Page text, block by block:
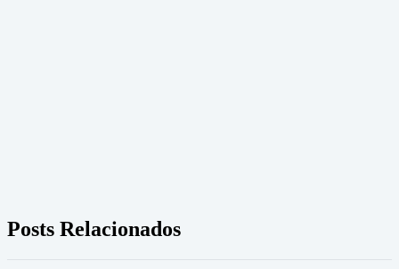
Posts Relacionados